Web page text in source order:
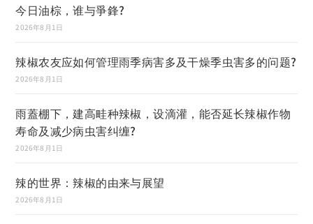
今日油棕，谁与爭鋒?
2026年8月1日
辣椒农友应如何管理雨季病害多及干燥季虫害多的问题?
2026年8月1日
雨蓋棚下，建高畦种辣椒，设滴灌，能否延长辣椒作物
寿命及减少病虫害纠缠?
2026年8月1日
辣的世界：辣椒的由来与展望
2026年8月1日